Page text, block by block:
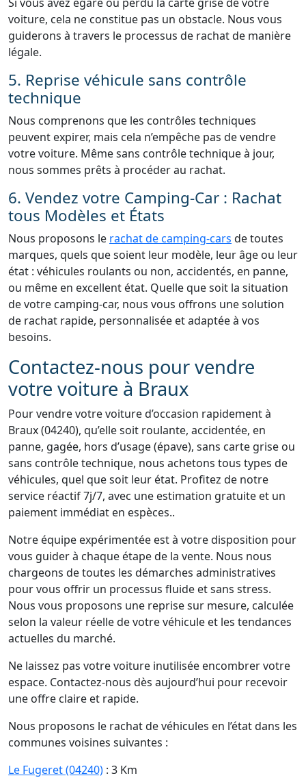
voiture, cela ne constitue pas un obstacle. Nous vous
guiderons à travers le processus de rachat de manière
légale.
5. Reprise véhicule sans contrôle
technique
Nous comprenons que les contrôles techniques
peuvent expirer, mais cela n’empêche pas de vendre
votre voiture. Même sans contrôle technique à jour,
nous sommes prêts à procéder au rachat.
6. Vendez votre Camping-Car : Rachat
tous Modèles et États
Nous proposons le rachat de camping-cars de toutes
marques, quels que soient leur modèle, leur âge ou leur
état : véhicules roulants ou non, accidentés, en panne,
ou même en excellent état. Quelle que soit la situation
de votre camping-car, nous vous offrons une solution
de rachat rapide, personnalisée et adaptée à vos
besoins.
Contactez-nous pour vendre
votre voiture à Braux
Pour vendre votre voiture d’occasion rapidement à
Braux (04240), qu’elle soit roulante, accidentée, en
panne, gagée, hors d’usage (épave), sans carte grise ou
sans contrôle technique, nous achetons tous types de
véhicules, quel que soit leur état. Profitez de notre
service réactif 7j/7, avec une estimation gratuite et un
paiement immédiat en espèces..
Notre équipe expérimentée est à votre disposition pour
vous guider à chaque étape de la vente. Nous nous
chargeons de toutes les démarches administratives
pour vous offrir un processus fluide et sans stress.
Nous vous proposons une reprise sur mesure, calculée
selon la valeur réelle de votre véhicule et les tendances
actuelles du marché.
Ne laissez pas votre voiture inutilisée encombrer votre
espace. Contactez-nous dès aujourd’hui pour recevoir
une offre claire et rapide.
Nous proposons le rachat de véhicules en l’état dans les
communes voisines suivantes :
Le Fugeret (04240) : 3 Km